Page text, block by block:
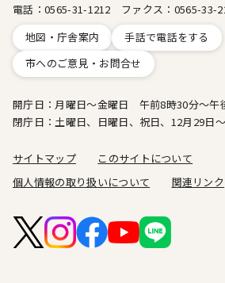
電話：0565-31-1212 ファクス：0565-33-
地図・庁舎案内
手話で電話をする
市へのご意見・お問合せ
開庁日：月曜日～金曜日 午前8時30分～午
閉庁日：土曜日、日曜日、祝日、12月29日
サイトマップ
このサイトについて
個人情報の取り扱いについて
関連リンク